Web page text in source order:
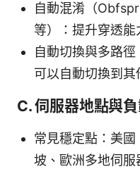
自動混淆（
等）：提升穿透能
自動切換與多路徑
可以自動切換到其
C. 伺服器地點與
常見穩定點：美
坡、歐洲多地伺服